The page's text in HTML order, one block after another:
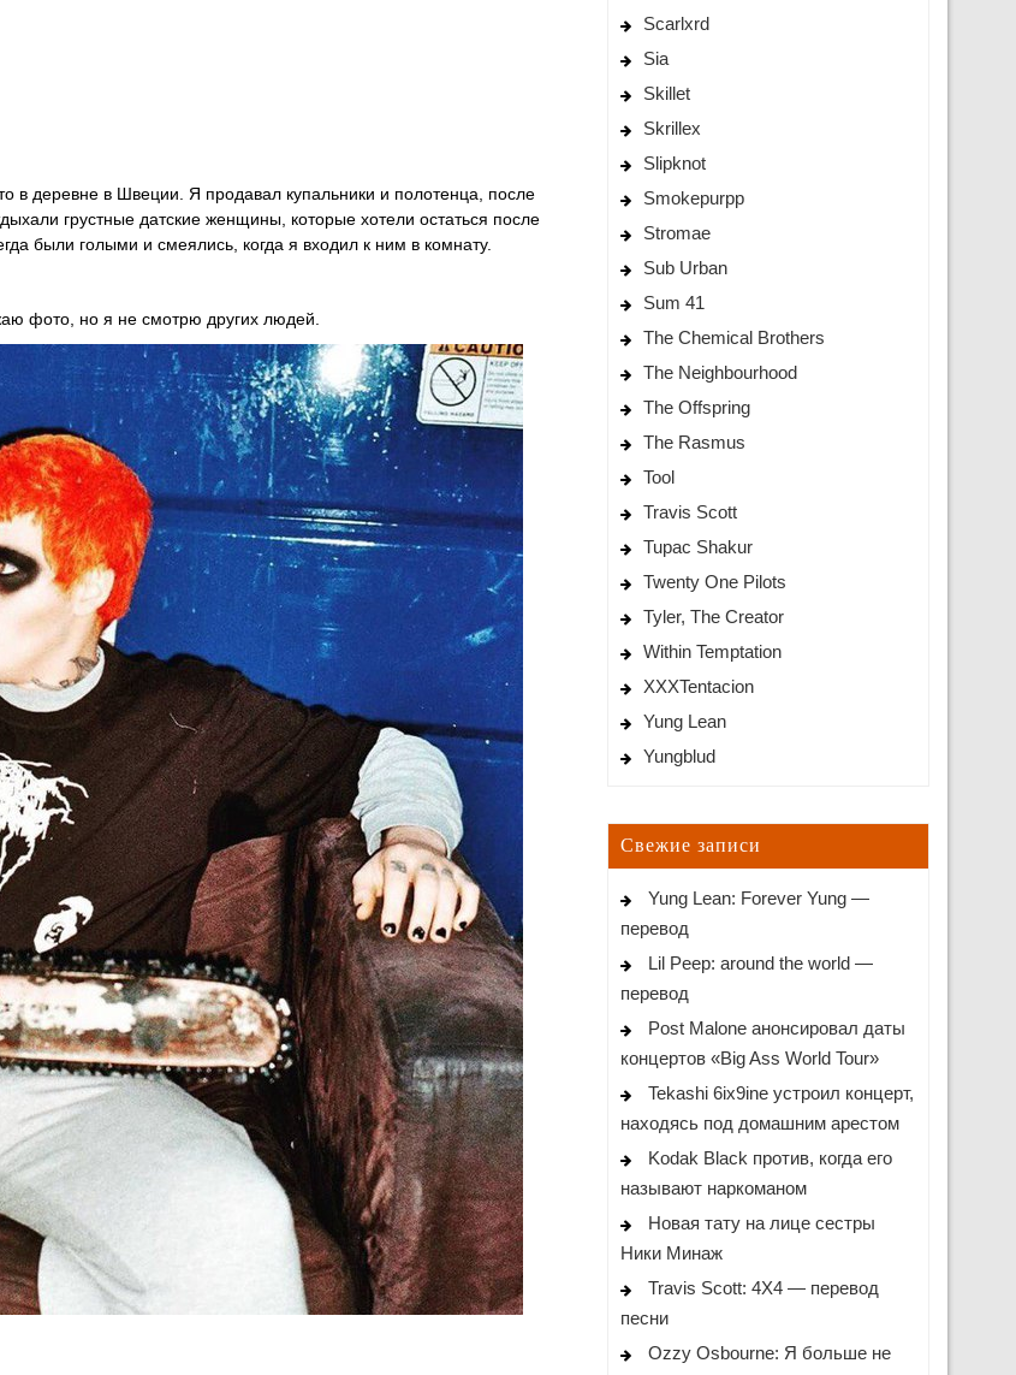
в деревне в Швеции. Я продавал купальники и полотенца, после
грустные датские женщины, которые хотели остаться после
были голыми и смеялись, когда я входил к ним в комнату.
фото, но я не смотрю других людей.
Scarlxrd
Sia
Skillet
Skrillex
Slipknot
Smokepurpp
Stromae
Sub Urban
Sum 41
The Chemical Brothers
The Neighbourhood
The Offspring
The Rasmus
Tool
Travis Scott
Tupac Shakur
Twenty One Pilots
Tyler, The Creator
Within Temptation
XXXTentacion
Yung Lean
Yungblud
Свежие записи
Yung Lean: Forever Yung —
перевод
Lil Peep: around the world —
перевод
Post Malone анонсировал даты
концертов «Big Ass World Tour»
Tekashi 6ix9ine устроил концерт,
находясь под домашним арестом
Kodak Black против, когда его
называют наркоманом
Новая тату на лице сестры
Ники Минаж
Travis Scott: 4X4 — перевод
песни
Ozzy Osbourne: Я больше не